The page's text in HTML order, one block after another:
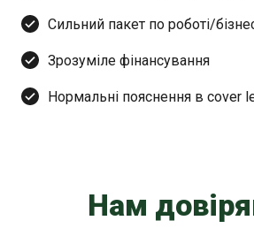
Сильний пакет по роботі/
Зрозуміле фінансування
Нормальні пояснення в cover
Нам